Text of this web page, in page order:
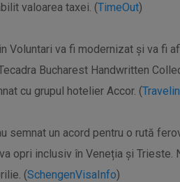
valoarea taxei. (TimeOut)
Voluntari va fi modernizat și va fi
Bucharest Handwritten
cu grupul hotelier Accor. (
semnat un acord pentru o rută
opri inclusiv în Veneția și Trieste.
(SchengenVisaInfo)